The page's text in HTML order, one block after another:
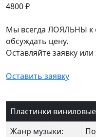
4800₽
Мы всегда ЛОЯЛЬНЫ к
обсуждать цену.
Оставляйте заявку или
Оставить заявку
Пластинки виниловые
Жанр музыки: